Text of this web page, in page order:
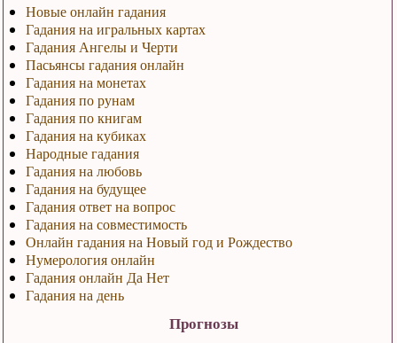
Новые онлайн гадания
Гадания на игральных картах
Гадания Ангелы и Черти
Пасьянсы гадания онлайн
Гадания на монетах
Гадания по рунам
Гадания по книгам
Гадания на кубиках
Народные гадания
Гадания на любовь
Гадания на будущее
Гадания ответ на вопрос
Гадания на совместимость
Онлайн гадания на Новый год и Рождество
Нумерология онлайн
Гадания онлайн Да Нет
Гадания на день
Прогнозы